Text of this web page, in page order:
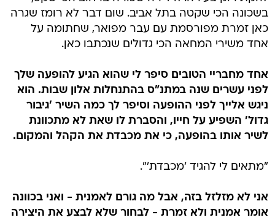
בשכונה הכי שקטה בתל אביב. שום דבר לא רומז שגרה
כאן זמרת מפורסמת עם עבר מפואר, שחתומה על
אחד משירי המחאה הכי גדולים שנכתבו כאן.
אחד מחבריי הטובים סיפר לי שהוא הגיע להופעה שלך
לפני עשרים שנה במתנ"ס בהתנחלות אלון שבות. הוא
ניגש אלייך לפני ההופעה וסיפר לך כמה השיר 'גיבור
גדול' השפיע על חייו, והסברת לו שאת לא מתכוונת
לשיר אותו בהופעה, כי את מכבדת את הקהל והמקום.
"מתאים לי להגיד 'מכבדת'".
אני לא מזלזל בזה, אבל מה גורם לאמנית - ואני בכוונה
אומר אמנית ולא זמרת - לבחור שלא לבצע את היצירה